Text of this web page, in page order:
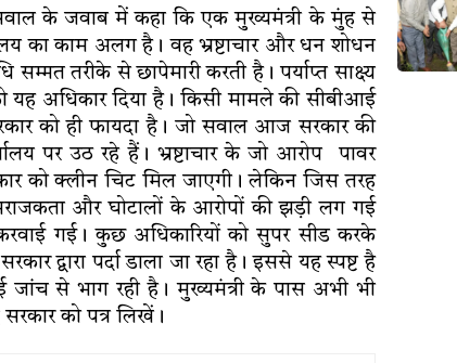
के जवाब में कहा कि एक मुख्यमंत्री के मुंह से
का काम अलग है। वह भ्रष्टाचार और धन शोधन
तरीके से छापेमारी करती है। पर्याप्त साक्ष्य
यह अधिकार दिया है। किसी मामले की सीबीआई
को ही फायदा है। जो सवाल आज सरकार की
पर उठ रहे हैं। भ्रष्टाचार के जो आरोप पावर
को क्लीन चिट मिल जाएगी। लेकिन जिस तरह
और घोटालों के आरोपों की झड़ी लग गई
गई। कुछ अधिकारियों को सुपर सीड करके
द्वारा पर्दा डाला जा रहा है। इससे यह स्पष्ट है
से भाग रही है। मुख्यमंत्री के पास अभी भी
को पत्र लिखें।